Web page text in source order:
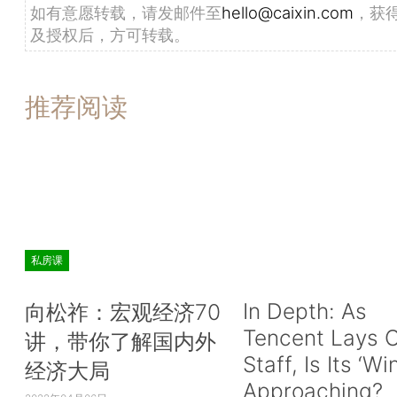
如有意愿转载，请发邮件至hello@caixin.com ，获
及授权后，方可转载。
推荐阅读
私房课
向松祚：宏观经济70
讲，带你了解国内外
经济大局
In Depth: As
Tencent Lays
Staff, Is Its
Approaching?